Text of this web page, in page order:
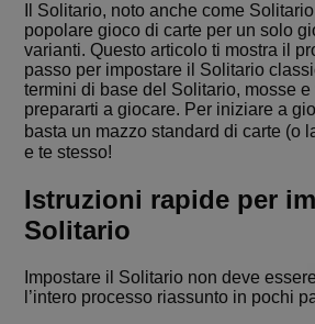
Il Solitario, noto anche come
popolare gioco di carte per un solo
varianti. Questo articolo ti mostra il
passo per impostare il Solitario
termini di base del Solitario, mosse
prepararti a giocare. Per iniziare a
basta un mazzo standard di carte (o
e te stesso!
Istruzioni rapide per
Solitario
Impostare il Solitario non deve
l’intero processo riassunto in pochi